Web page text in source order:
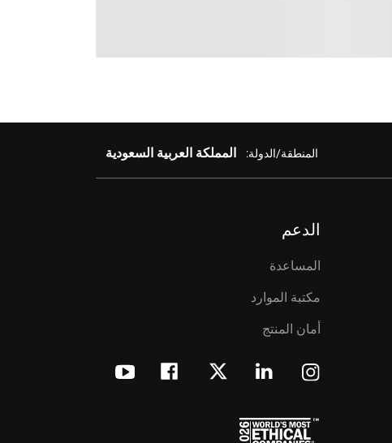
المنطقة/الدولة: المملكة العربية السعودية
الدعم
المساعدة
مكتبة الموارد
أمان المنتج